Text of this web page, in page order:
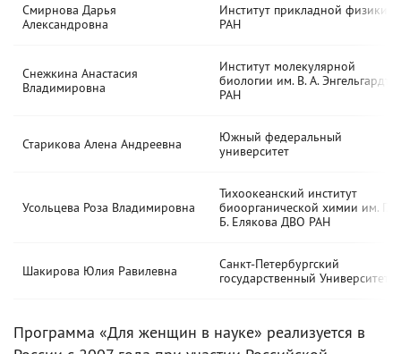
Смирнова Дарья
Александровна
Институт прикладной физики
РАН
Снежкина Анастасия
Владимировна
Институт молекулярной
биологии им. В. А. Энгельгардта
РАН
Старикова Алена Андреевна
Южный федеральный
университет
Усольцева Роза Владимировна
Тихоокеанский институт
биоорганической химии им. Г.
Б. Елякова ДВО РАН
Шакирова Юлия Равилевна
Санкт-Петербургский
государственный Университет
Программа «Для женщин в науке» реализуется в